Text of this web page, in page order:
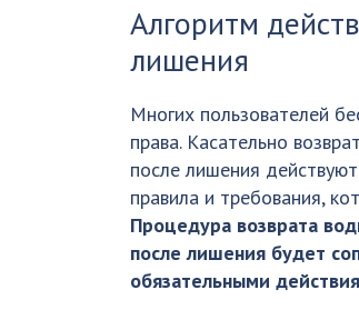
Алгоритм
лишения
Многих пользователей
права. Касательно
после лишения
правила и требования,
Процедура возврата
после лишения будет
обязательными